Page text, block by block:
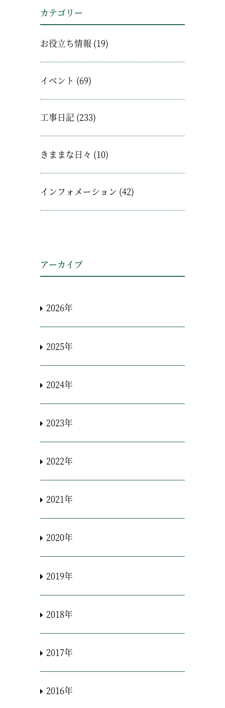
カテゴリー
お役立ち情報 (19)
イベント (69)
工事日記 (233)
きままな日々 (10)
インフォメーション (42)
アーカイブ
2026年
2025年
2024年
2023年
2022年
2021年
2020年
2019年
2018年
2017年
2016年